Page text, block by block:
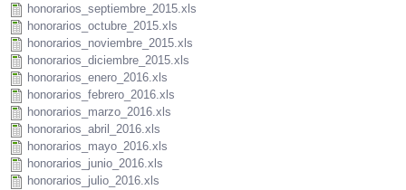
honorarios_septiembre_2015.xls
honorarios_octubre_2015.xls
honorarios_noviembre_2015.xls
honorarios_diciembre_2015.xls
honorarios_enero_2016.xls
honorarios_febrero_2016.xls
honorarios_marzo_2016.xls
honorarios_abril_2016.xls
honorarios_mayo_2016.xls
honorarios_junio_2016.xls
honorarios_julio_2016.xls